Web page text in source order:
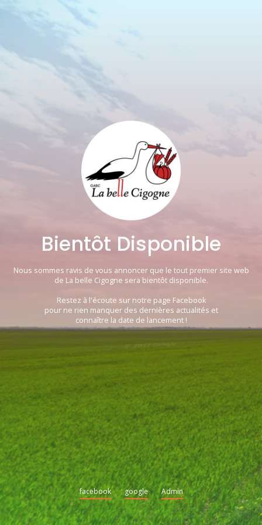
Bientôt Disponible
Nous sommes ravis de vous annoncer que le tout premier site web
de La belle Cigogne sera bientôt disponible.
Restez à l'écoute sur notre page Facebook
pour ne rien manquer des dernières actualités et
connaître la date de lancement !
facebook google Admin